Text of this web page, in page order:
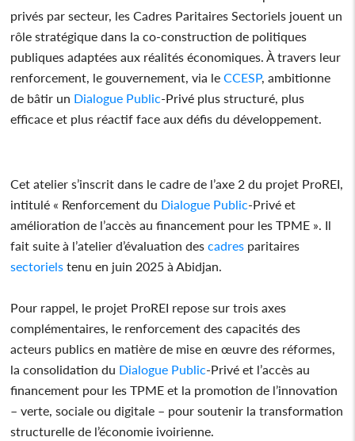
privés par secteur, les Cadres Paritaires Sectoriels jouent un
rôle stratégique dans la co-construction de politiques
publiques adaptées aux réalités économiques. À travers leur
renforcement, le gouvernement, via le CCESP, ambitionne
de bâtir un Dialogue Public-Privé plus structuré, plus
efficace et plus réactif face aux défis du développement.
Cet atelier s’inscrit dans le cadre de l’axe 2 du projet ProREI,
intitulé « Renforcement du Dialogue Public-Privé et
amélioration de l’accès au financement pour les TPME ». Il
fait suite à l’atelier d’évaluation des cadres paritaires
sectoriels tenu en juin 2025 à Abidjan.
Pour rappel, le projet ProREI repose sur trois axes
complémentaires, le renforcement des capacités des
acteurs publics en matière de mise en œuvre des réformes,
la consolidation du Dialogue Public-Privé et l’accès au
financement pour les TPME et la promotion de l’innovation
– verte, sociale ou digitale – pour soutenir la transformation
structurelle de l’économie ivoirienne.